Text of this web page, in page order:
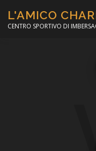
contenuto
L'AMICO
CENTRO SPORTIVO DI